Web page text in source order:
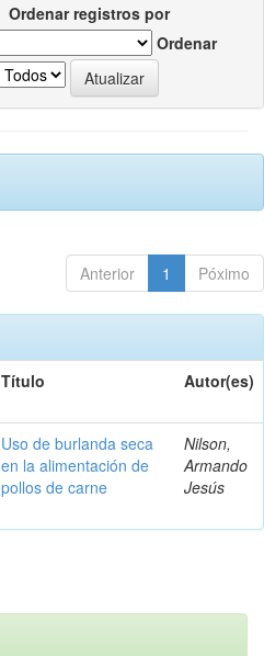
Ordenar registros por
Ordenar
Anterior 1 Póximo
Título Autor(es)
Uso de burlanda seca
en la alimentación de
pollos de carne
Nilson,
Armando
Jesús